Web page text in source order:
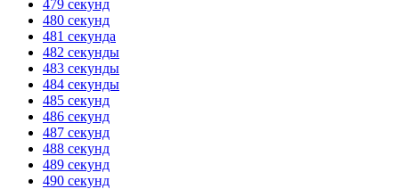
479 секунд
480 секунд
481 секунда
482 секунды
483 секунды
484 секунды
485 секунд
486 секунд
487 секунд
488 секунд
489 секунд
490 секунд